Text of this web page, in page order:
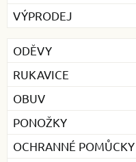
VÝPRODEJ
ODĚVY
RUKAVICE
OBUV
PONOŽKY
OCHRANNÉ POMŮCKY